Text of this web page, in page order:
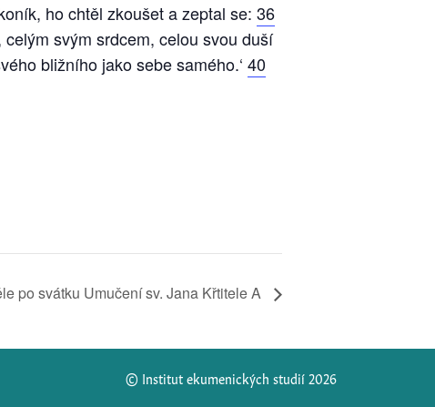
ho chtěl zkoušet a zeptal se: 36
celým svým srdcem, celou svou duší
bližního jako sebe samého.‘ 40
po svátku Umučení sv. Jana Křtitele A
© Institut ekumenických studií 2026